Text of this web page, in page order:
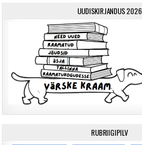
UUDISKIRJANDUS 2026
RUBRIIGIPILV